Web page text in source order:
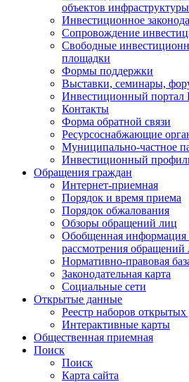
объектов инфраструктуры
Инвестиционное
Сопровождение
Свободные
площадки
Формы поддержки
Выставки, семинары,
Инвестиционный портал
Контакты
Форма обратной связи
Ресурсоснабжающие
Муниципально-частное
Инвестиционный
Обращения граждан
Интернет-приемная
Порядок и время приема
Порядок обжалования
Обзоры обращений лиц
Обобщенная информация
рассмотрения
Нормативно-правовая
Законодательная карта
Социальные сети
Открытые данные
Реестр наборов
Интерактивные карты
Общественная приемная
Поиск
Поиск
Карта сайта